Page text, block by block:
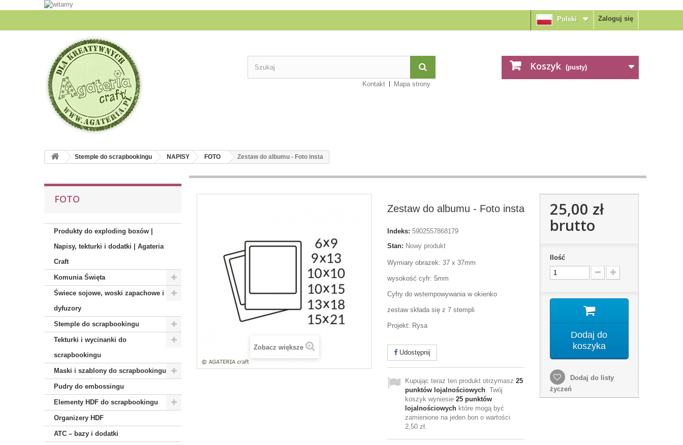
Zaloguj się
Polski
Koszyk (pusty)
Kontakt Mapa strony
Stemple do scrapbookingu NAPISY FOTO Zestaw do albumu - Foto insta
FOTO
Produkty do exploding boxów |
Napisy, tekturki i dodatki | Agateria
Craft
Komunia Święta
Świece sojowe, woski zapachowe i
dyfuzory
Stemple do scrapbookingu
Tekturki i wycinanki do
scrapbookingu
Maski i szablony do scrapbookingu
Pudry do embossingu
Elementy HDF do scrapbookingu
Organizery HDF
ATC – bazy i dodatki
Zobacz większe
Zestaw do albumu - Foto insta
Indeks: 5902557868179
Stan: Nowy produkt
Wymiary obrazek: 37 x 37mm
wysokość cyfr: 5mm
Cyfry do wstempowywania w okienko
zestaw składa się z 7 stempli
Projekt: Rysa
Udostępnij
Kupując teraz ten produkt otrzymasz 25
punktów lojalnościowych. Twój
koszyk wyniesie 25 punktów
lojalnościowych które mogą być
zamienione na jeden bon o wartości
2,50 zł.
25,00 zł
brutto
Ilość
Dodaj do
koszyka
Dodaj do listy
życzeń